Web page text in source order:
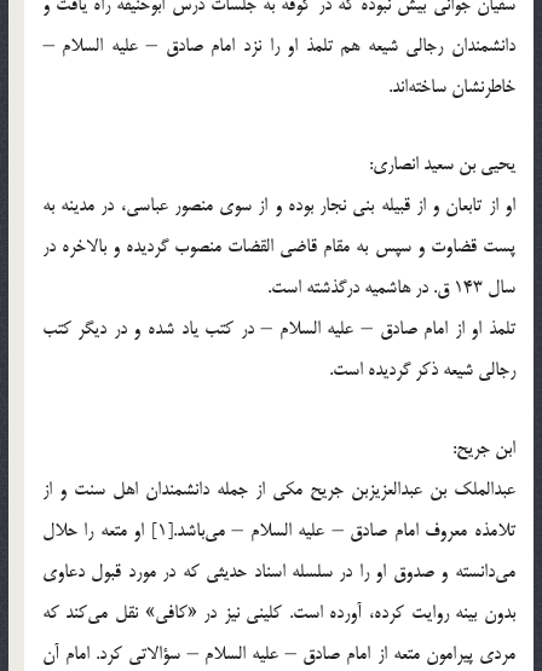
دانشمندان رجالی شیعه هم تلمذ او را نزد امام صادق – علیه السلام –
خاطرنشان ساخته‌اند.
یحیی بن سعید انصاری:
او از تابعان و از قبیله بنی نجار بوده و از سوی منصور عباسی، در مدینه به
پست قضاوت و سپس به مقام قاضی القضات منصوب گردیده و بالاخره در
سال 143 ق. در هاشمیه درگذشته است.
تلمذ او از امام صادق – علیه السلام – در كتب یاد شده و در دیگر كتب
رجالی شیعه ذكر گردیده است.
ابن جریح:
عبدالملك بن عبدالعزیزبن جریح مكی از جمله دانشمندان اهل سنت و از
تلامذه معروف امام صادق – علیه السلام – می‌باشد.[1] او متعه را حلال
می‌دانسته و صدوق او را در سلسله اسناد حدیثی كه در مورد قبول دعاوی
بدون بینه روایت كرده، آورده است. كلینی نیز در «كافی» نقل می‌كند كه
مردی پیرامون متعه از امام صادق – علیه السلام – سؤالاتی كرد. امام آن